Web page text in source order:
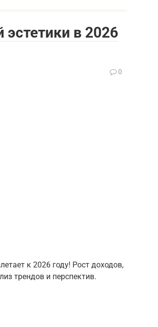
в 2026
0
к 2026 году! Рост доходов,
трендов и перспектив.